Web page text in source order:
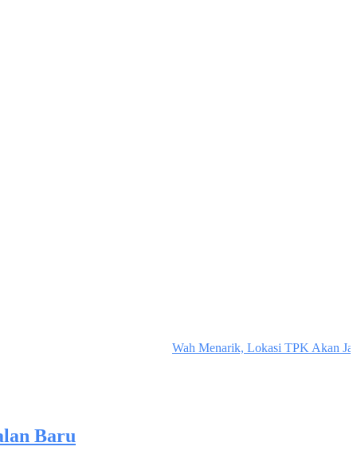
Wah Menarik, Lokasi TPK Akan
Baru